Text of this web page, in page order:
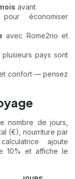
avant.
économiser
avec Rome2rio et
plusieurs pays sont
confort — pensez
nombre de jours,
(€), nourriture par
ajoute
10% et affiche le